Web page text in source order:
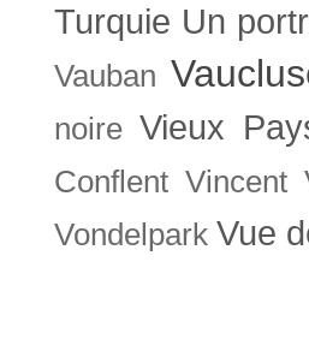
Turquie Un
Vauban
noire Vieux
Conflent Vincent
Vondelpark Vue